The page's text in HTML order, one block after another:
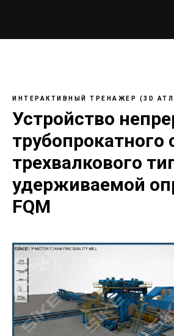
ИНТЕРАКТИВНЫЙ ТРЕНАЖЕР (3D
Устройство
трубопрокатного
трехвалкового
удерживаемой
FQM